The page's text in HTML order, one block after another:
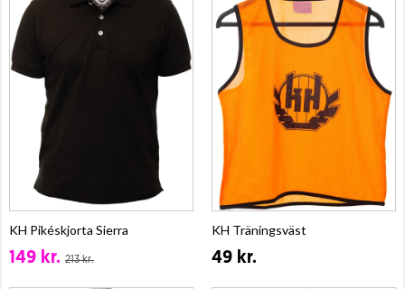
KH Pikéskjorta Sierra
149 kr. 213 kr.
KH Träningsväst
49 kr.